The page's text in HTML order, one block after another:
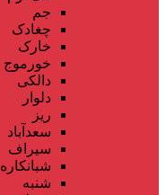
جم
چغادک
خارک
خورموج
دالکی
دلوار
ریز
سعدآباد
سیراف
شبانکاره
شنبه